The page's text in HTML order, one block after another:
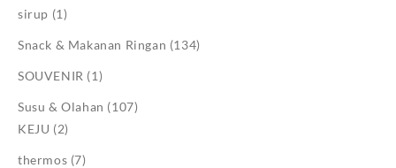
sirup (1)
Snack & Makanan Ringan (134)
SOUVENIR (1)
Susu & Olahan (107)
KEJU (2)
thermos (7)